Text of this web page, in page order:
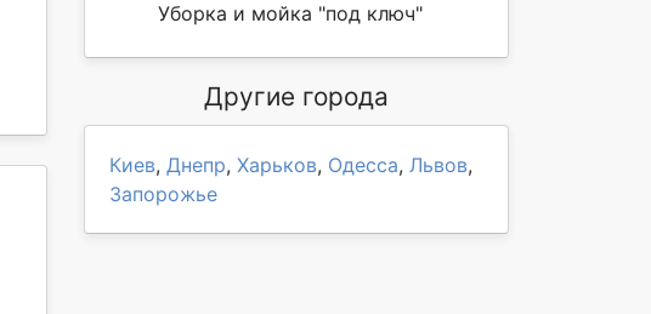
Уборка и мойка "под ключ"
Другие города
Киев, Днепр, Харьков, Одесса, Львов,
Запорожье